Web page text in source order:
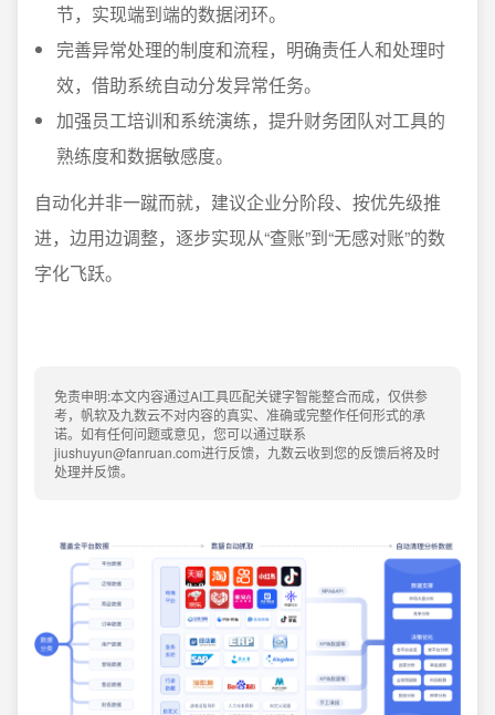
节，实现端到端的数据闭环。
完善异常处理的制度和流程，明确责任人和处理时
效，借助系统自动分发异常任务。
加强员工培训和系统演练，提升财务团队对工具的
熟练度和数据敏感度。
自动化并非一蹴而就，建议企业分阶段、按优先级推
进，边用边调整，逐步实现从“查账”到“无感对账”的数
字化飞跃。
免责申明:本文内容通过AI工具匹配关键字智能整合而成，仅供参
考，帆软及九数云不对内容的真实、准确或完整作任何形式的承
诺。如有任何问题或意见，您可以通过联系
jiushuyun@fanruan.com进行反馈，九数云收到您的反馈后将及时
处理并反馈。